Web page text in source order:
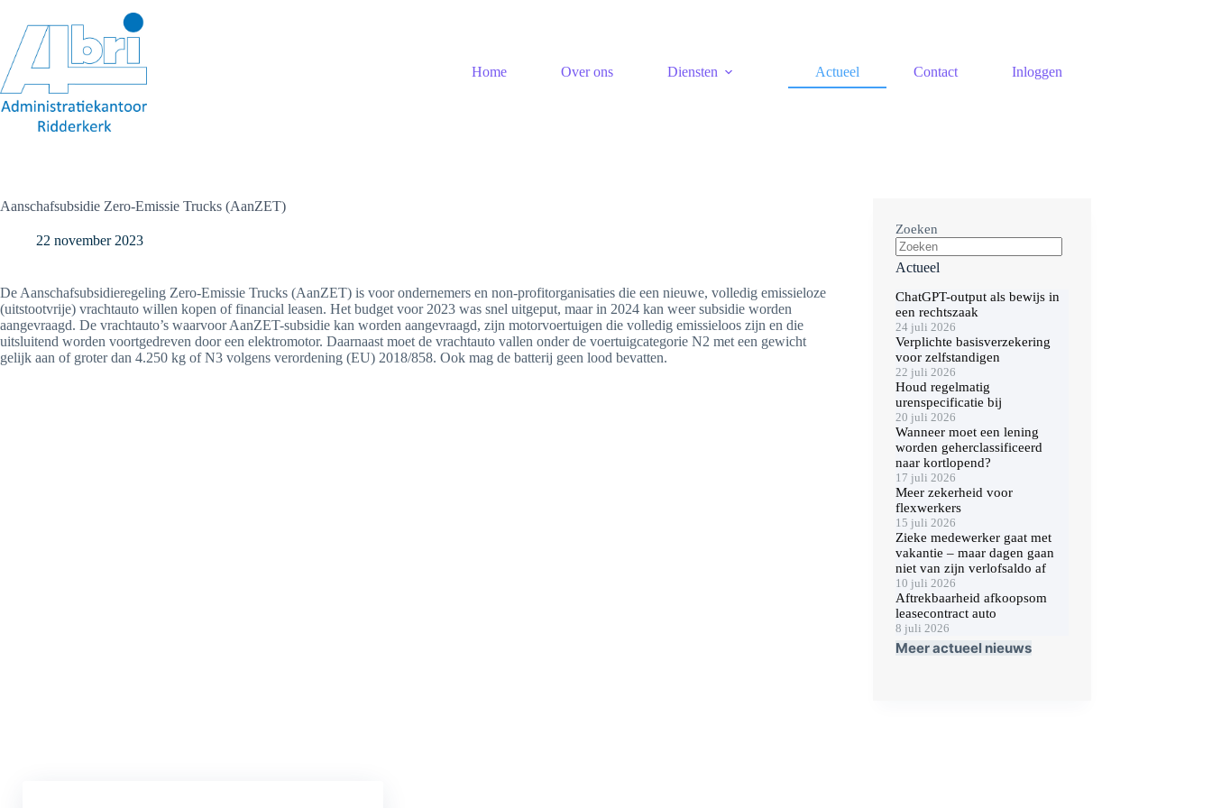
inhoud
Home
Over ons Diensten Actueel Contact Inloggen
Aanschafsubsidie Zero-Emissie Trucks (AanZET)
22 november 2023
De Aanschafsubsidieregeling Zero-Emissie Trucks (AanZET) is voor ondernemers en non-profitorganisaties die een nieuwe, volledig emissieloze
(uitstootvrije) vrachtauto willen kopen of financial leasen. Het budget voor 2023 was snel uitgeput, maar in 2024 kan weer subsidie worden
aangevraagd. De vrachtauto’s waarvoor AanZET-subsidie kan worden aangevraagd, zijn motorvoertuigen die volledig emissieloos zijn en die
uitsluitend worden voortgedreven door een elektromotor. Daarnaast moet de vrachtauto vallen onder de voertuigcategorie N2 met een gewicht
gelijk aan of groter dan 4.250 kg of N3 volgens verordening (EU) 2018/858. Ook mag de batterij geen lood bevatten.
Zoeken
Actueel
ChatGPT-output als bewijs in
een rechtszaak
24 juli 2026
Verplichte basisverzekering
voor zelfstandigen
22 juli 2026
Houd regelmatig
urenspecificatie bij
20 juli 2026
Wanneer moet een lening
worden geherclassificeerd
naar kortlopend?
17 juli 2026
Meer zekerheid voor
flexwerkers
15 juli 2026
Zieke medewerker gaat met
vakantie – maar dagen gaan
niet van zijn verlofsaldo af
10 juli 2026
Aftrekbaarheid afkoopsom
leasecontract auto
8 juli 2026
Meer actueel nieuws